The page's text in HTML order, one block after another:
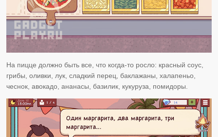
На пицце должно быть все, что когда-то росло: красный соус,
грибы, оливки, лук, сладкий перец, баклажаны, халапеньо,
чеснок, авокадо, ананасы, базилик, кукуруза, помидоры.